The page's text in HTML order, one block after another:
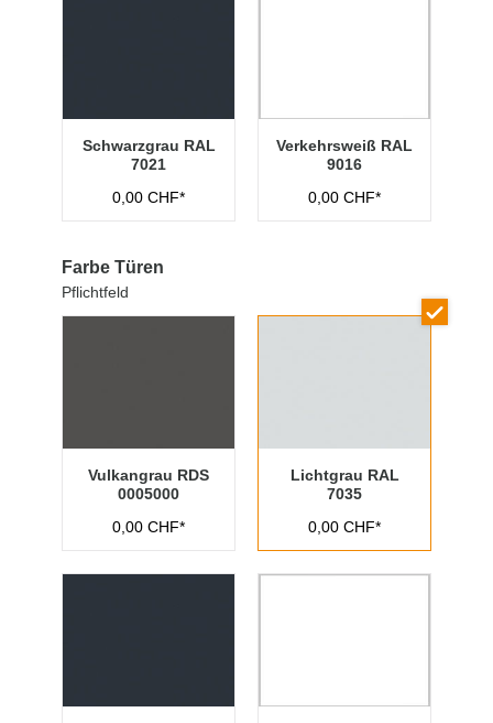
Schwarzgrau RAL
7021
0,00 CHF*
Verkehrsweiß RAL
9016
0,00 CHF*
Farbe Türen
Pflichtfeld
Vulkangrau RDS
0005000
0,00 CHF*
Lichtgrau RAL
7035
0,00 CHF*